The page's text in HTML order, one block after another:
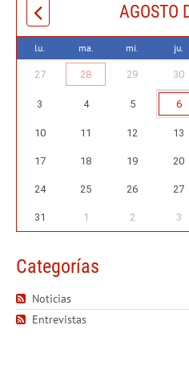
AGOSTO
lu. ma. mi. ju.
27 28 29 30
3 4 5 6
10 11 12 13
17 18 19 20
24 25 26 27
31 1 2 3
Categorías
Noticias
Entrevistas